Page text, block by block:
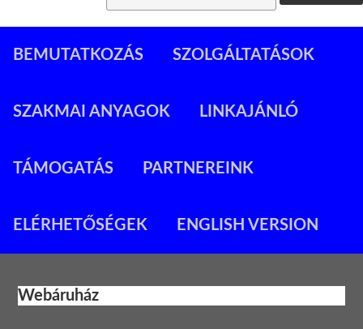
BEMUTATKOZÁS SZOLGÁLTATÁSOK
SZAKMAI ANYAGOK LINKAJÁNLÓ
TÁMOGATÁS PARTNEREINK
ELÉRHETŐSÉGEK ENGLISH VERSION
Webáruház